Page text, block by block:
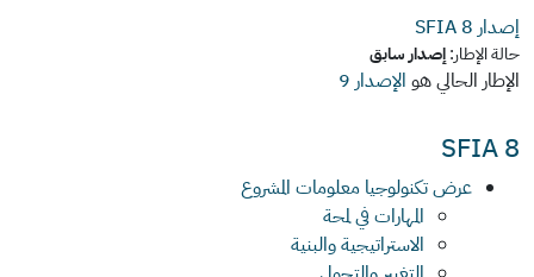
إصدار SFIA 8
حالة الإطار:إصدار سابق
الإطار الحالي هو الإصدار 9
SFIA 8
عرض تكنولوجيا معلومات المشروع
المهارات في لمحة
الاستراتيجية والبنية